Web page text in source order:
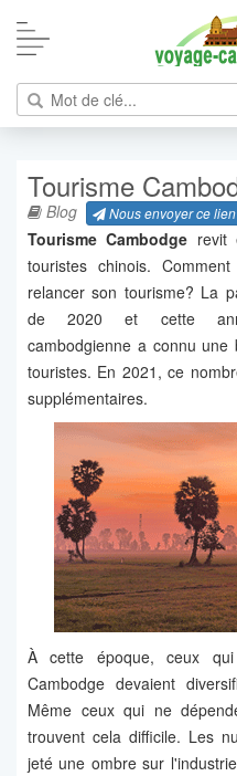
Tourisme
Blog Nous envoyer ce lien
Tourisme Cambodge revit
touristes chinois.
relancer son tourisme? La
de 2020 et cette
cambodgienne a connu
touristes. En 2021, ce
supplémentaires.
À cette époque, ceux
Cambodge devaient
Même ceux qui ne
trouvent cela difficile. Les
jeté une ombre sur